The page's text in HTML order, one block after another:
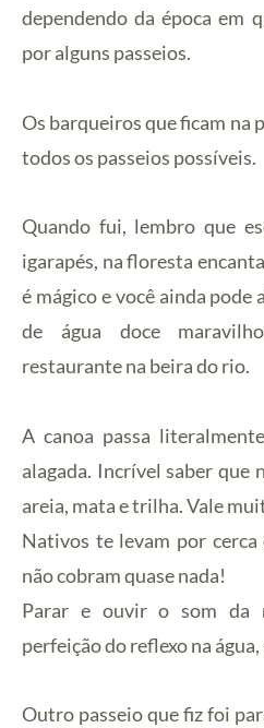
dependendo da época em
por alguns passeios.
Os barqueiros que ficam na
todos os passeios possíveis.
Quando fui, lembro que
igarapés, na floresta
é mágico e você ainda pode
de água doce
restaurante na beira do rio.
A canoa passa
alagada. Incrível saber que
areia, mata e trilha. Vale
Nativos te levam por
não cobram quase nada!
Parar e ouvir o som da
perfeição do reflexo na
Outro passeio que fiz foi